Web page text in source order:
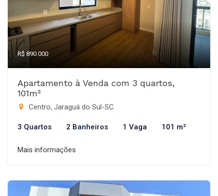
R$ 890.000
Apartamento à Venda com 3 quartos,
101m²
Centro, Jaraguá do Sul-SC
3 Quartos 2 Banheiros 1 Vaga 101 m²
Mais informações